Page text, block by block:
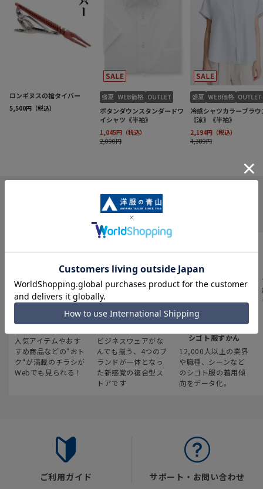
INFORMATION
最新のお買い得情報
人気アイテムやおす
すめ商品などの“おト
ク“が満載のチラシが
Webでも見られる！
スーツスクエア
ビジネスウェアがな
んでも揃う、4つのブ
ランドが一体となっ
た新感覚の複合型ス
トアです
みんなの
シゴト服ずかん
12,000人以上の業界
や職種、シーンなど
のシゴト服の着用傾
向をデータ化。
ご利用ガイド サポート・お問い合わせ